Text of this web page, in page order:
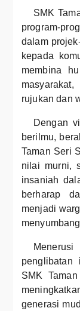
SMK
program-
dalam
kepada
membina
rujukan dan
Dengan
berilmu,
Taman Seri
nilai murni,
insaniah
berharap
menjadi
penglibatan
SMK
generasi